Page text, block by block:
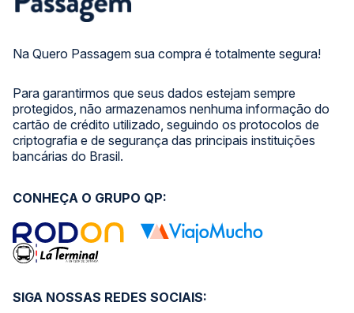
Na Quero Passagem sua compra é totalmente segura!
Para garantirmos que seus dados estejam sempre
protegidos, não armazenamos nenhuma informação do
cartão de crédito utilizado, seguindo os protocolos de
criptografia e de segurança das principais instituições
bancárias do Brasil.
SIGA NOSSAS REDES SOCIAIS:
CONHEÇA O GRUPO QP: